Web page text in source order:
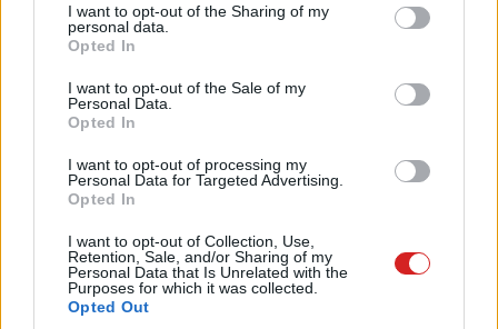
not limited to your visit or usage behaviour. You may click to
grant or deny consent to Google and its third-party tags to
use your data for below specified purposes in below Google
consent section.
I want to opt-out of the Sharing of my
personal data.
Opted In
I want to opt-out of the Sale of my
Personal Data.
Opted In
I want to opt-out of processing my
Personal Data for Targeted Advertising.
Opted In
I want to opt-out of Collection, Use,
Retention, Sale, and/or Sharing of my
Personal Data that Is Unrelated with the
Purposes for which it was collected.
Opted Out
kialakítása a klasszikus Max-Q kialakítás szerint készült
(alulra került a billentyűzet, mellé, jobb oldalra a
touchpad).